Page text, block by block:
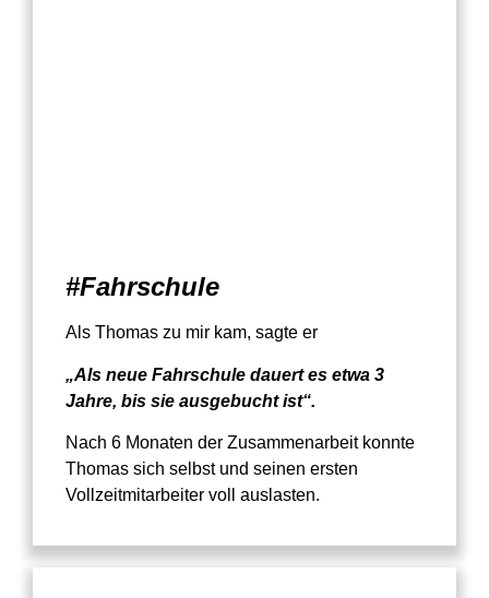
#Fahrschule
Als Thomas zu mir kam, sagte er
„Als neue Fahrschule dauert es etwa 3
Jahre, bis sie ausgebucht ist“.
Nach 6 Monaten der Zusammenarbeit konnte
Thomas sich selbst und seinen ersten
Vollzeitmitarbeiter voll auslasten.